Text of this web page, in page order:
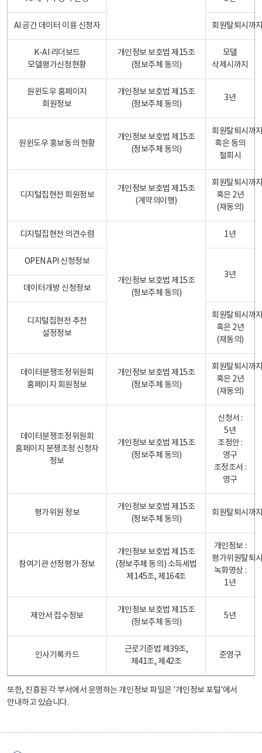
AI 공간 데이터 이용 신청자 회원탈퇴시까
K-AI 리더보드
모델평가신청현황
개인정보 보호법 제15조
(정보주체 동의)
모델
삭제시까지
원윈도우 홈페이지
회원정보
개인정보 보호법 제15조
(정보주체 동의)
3년
원윈도우 홍보동의 현황
개인정보 보호법 제15조
(정보주체 동의)
회원탈퇴시까
혹은 동의
철회시
디지털집현전 회원정보
개인정보 보호법 제15조
(계약의이행)
회원탈퇴시까
혹은 2년
(재동의)
디지털집현전 의견수렴
개인정보 보호법 제15조
(정보주체 동의)
1년
OPEN API 신청정보
3년
데이터개방 신청정보
디지털집현전 추천
설정정보
회원탈퇴시까
혹은 2년
(재동의)
데이터분쟁조정위원회
홈페이지 회원정보
개인정보 보호법 제15조
(정보주체 동의)
회원탈퇴시까
혹은 2년
(재동의)
데이터분쟁조정위원회
홈페이지 분쟁조정 신청자
정보
개인정보 보호법 제15조
(정보주체 동의)
신청서 :
5년
조정안 :
영구
조정조서 :
영구
평가위원 정보
개인정보 보호법 제15조
(정보주체 동의)
회원탈퇴시까
참여기관 선정평가 정보
개인정보 보호법 제15조
(정보주체 동의) 소득세법
제145조, 제164조
개인정보 :
평가위원탈퇴
녹화영상 :
1년
제안서 접수정보
개인정보 보호법 제15조
(정보주체 동의)
5년
인사기록카드
근로기준법 제39조,
제41조, 제42조
준영구
또한, 진흥원 각 부서에서 운영하는 개인정보 파일은 '개인정보 포털'에서
안내하고 있습니다.